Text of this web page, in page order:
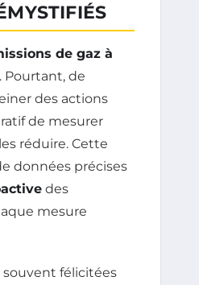
de gaz à
. Pourtant, de
des actions
de mesurer
réduire. Cette
données précises
des
mesure
souvent félicitées